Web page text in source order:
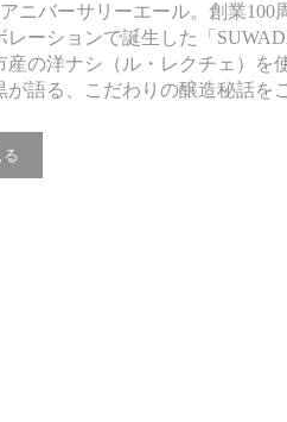
ニバーサリーエール。創業100
レーションで誕生した「
産の洋ナシ（ル・レクチェ）を
が語る、こだわりの醸造秘話を